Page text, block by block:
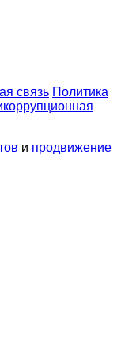
связь Политика
и продвижение